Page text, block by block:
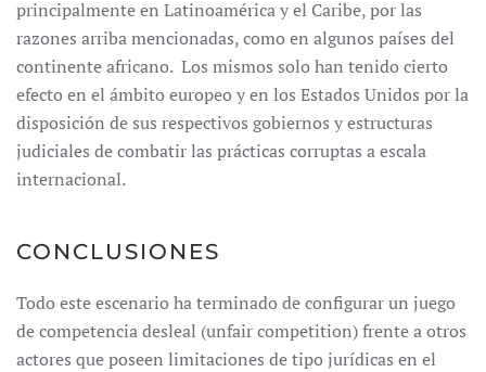
principalmente en Latinoamérica y el Caribe, por las
razones arriba mencionadas, como en algunos países del
continente africano. Los mismos solo han tenido cierto
efecto en el ámbito europeo y en los Estados Unidos por la
disposición de sus respectivos gobiernos y estructuras
judiciales de combatir las prácticas corruptas a escala
internacional.
CONCLUSIONES
Todo este escenario ha terminado de configurar un juego
de competencia desleal (unfair competition) frente a otros
actores que poseen limitaciones de tipo jurídicas en el